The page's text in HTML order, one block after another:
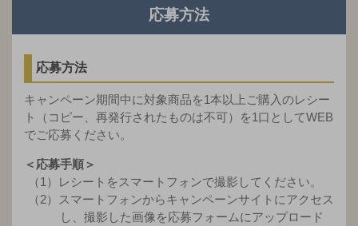
応募方法
応募方法
キャンペーン期間中に対象商品を1本以上ご購入のレシー
ト（コピー、再発行されたものは不可）を1口としてWEB
でご応募ください。
＜応募手順＞
（1）レシートをスマートフォンで撮影してください。
（2）スマートフォンからキャンペーンサイトにアクセス
し、撮影した画像を応募フォームにアップロード